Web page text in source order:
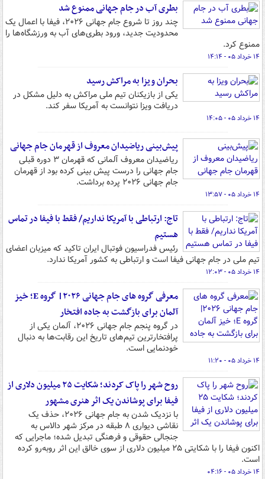
بطری آب در جام جهانی ممنوع شد
چند روز تا شروع جام جهانی ۲۰۲۶، فیفا با اعمال یک
محدودیت جدید، ورود بطری‌های آب به ورزشگاه‌ها را
ممنوع کرد.
۱۴ خرداد ۰۵ - ۱۴:۱۴
بحران ویزا به مراکش رسید
یکی از بازیکنان تیم ملی مراکش به دلیل مشکل در
دریافت ویزا نتوانست به آمریکا سفر کند.
۱۴ خرداد ۰۵ - ۱۴:۰۵
پیش‌بینی ریاضیدان معروف از قهرمان جام جهانی
ریاضیدان معروف آلمانی که قهرمان ۳ دوره قبلی
جام جهانی را درست پیش بینی کرده بود از قهرمان
جام جهانی ۲۰۲۶ پرده برداشت.
۱۴ خرداد ۰۵ - ۱۳:۵۷
تاج: ارتباطی با آمریکا نداریم/ فقط با فیفا در تماس
هستیم
رئیس فدراسیون فوتبال ایران تاکید که میزبان اعضای
تیم ملی در جام جهانی فیفا است و ارتباطی به کشور آمریکا ندارد.
۱۴ خرداد ۰۵ - ۱۲:۰۳
معرفی گروه های جام جهانی ۲۰۲۶| گروه E؛ خیز
آلمان برای بازگشت به جاده افتخار
در گروه پنجم جام جهانی ۲۰۲۶، آلمان یکی از
پرافتخارترین تیم‌های تاریخ این رقابت‌ها به دنبال
خودنمایی است.
۱۴ خرداد ۰۵ - ۱۱:۲۰
روح شهر را پاک کردند؛ شکایت ۲۵ میلیون دلاری از
فیفا برای پوشاندن یک اثر هنری مشهور
با نزدیک شدن به جام جهانی ۲۰۲۶، حذف یک
نقاشی دیواری ۸ طبقه در مرکز شهر دالاس به
جنجالی حقوقی و فرهنگی تبدیل شده؛ ماجرایی که
اکنون فیفا را با شکایتی ۲۵ میلیون دلاری از سوی خالق این اثر روبه‌رو کرده
است.
۱۴ خرداد ۰۵ - ۰۴:۱۶